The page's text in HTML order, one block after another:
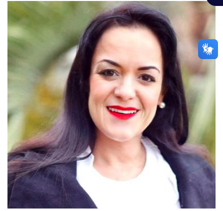
“O que cura é o afetivo de uma pessoa com a
outra. O que cura é a alegria, o que cura é a
falta de preconceito” (Nise da Silveira)